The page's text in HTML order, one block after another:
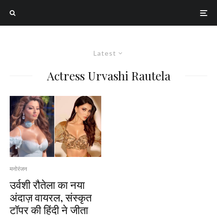
Latest
Actress Urvashi Rautela
मनोरंजन
उर्वशी रौतेला का नया
अंदाज़ वायरल, संस्कृत
टॉपर की हिंदी ने जीता